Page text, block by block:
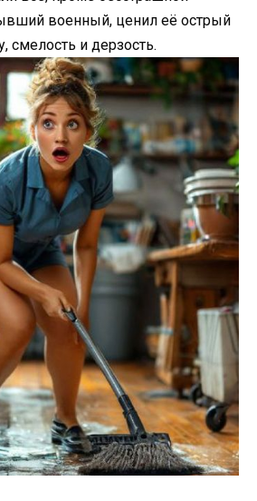
военный, ценил её острый
смелость и дерзость.